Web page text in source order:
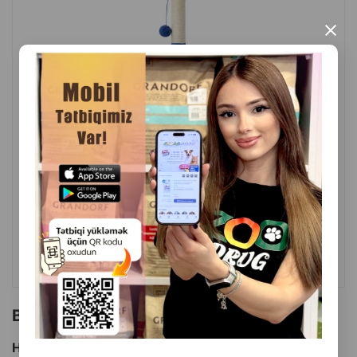
×
( Rəylər)
Çəki Qiymət
Almaq
1 ədəd
33.60
ALMAQ
Bu brendin başqa məhsulları
Hamısını Gör